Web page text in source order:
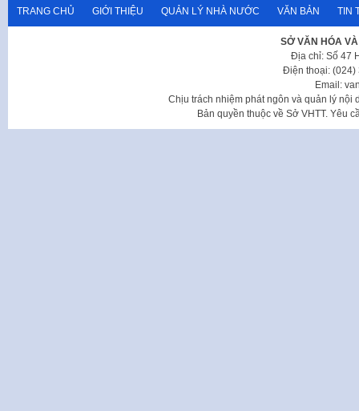
TRANG CHỦ GIỚI THIỆU QUẢN LÝ NHÀ NƯỚC VĂN BẢN TIN
SỞ VĂN HÓA
Địa chỉ: Số 47
Điện thoại: (024)
Email:
Chịu trách nhiệm phát ngôn và quản lý nội
Bản quyền thuộc về Sở VHTT. Yêu